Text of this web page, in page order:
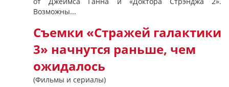
Возможны...
Съемки «Стражей галактики
3» начнутся раньше, чем
ожидалось
(Фильмы и сериалы)